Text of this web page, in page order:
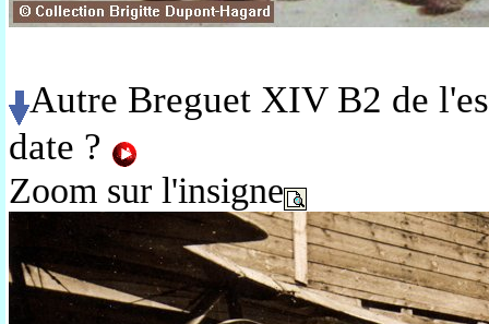
Autre Breguet XIV B2 de
date ?
Zoom sur l'insigne